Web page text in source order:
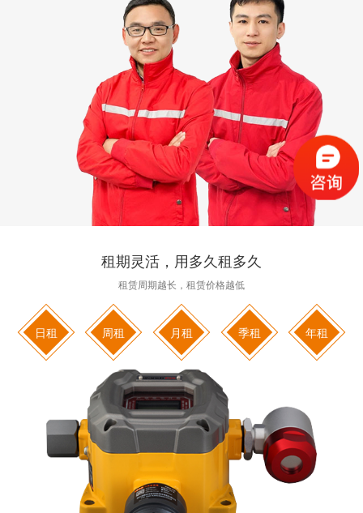
租期灵活，用多久租多久
租赁周期越长，租赁价格越低
日租 周租 月租 季租 年租